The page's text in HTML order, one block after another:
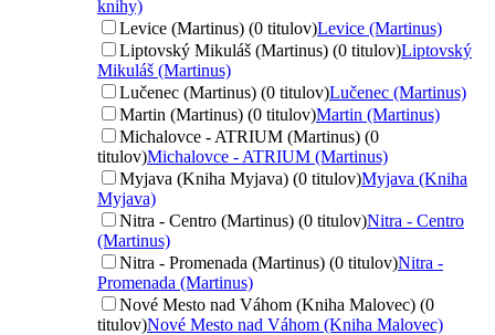
knihy)
Levice (Martinus) (0 titulov)Levice (Martinus)
Liptovský Mikuláš (Martinus) (0 titulov)Liptovský
Mikuláš (Martinus)
Lučenec (Martinus) (0 titulov)Lučenec (Martinus)
Martin (Martinus) (0 titulov)Martin (Martinus)
Michalovce - ATRIUM (Martinus) (0
titulov)Michalovce - ATRIUM (Martinus)
Myjava (Kniha Myjava) (0 titulov)Myjava (Kniha
Myjava)
Nitra - Centro (Martinus) (0 titulov)Nitra - Centro
(Martinus)
Nitra - Promenada (Martinus) (0 titulov)Nitra -
Promenada (Martinus)
Nové Mesto nad Váhom (Kniha Malovec) (0
titulov)Nové Mesto nad Váhom (Kniha Malovec)